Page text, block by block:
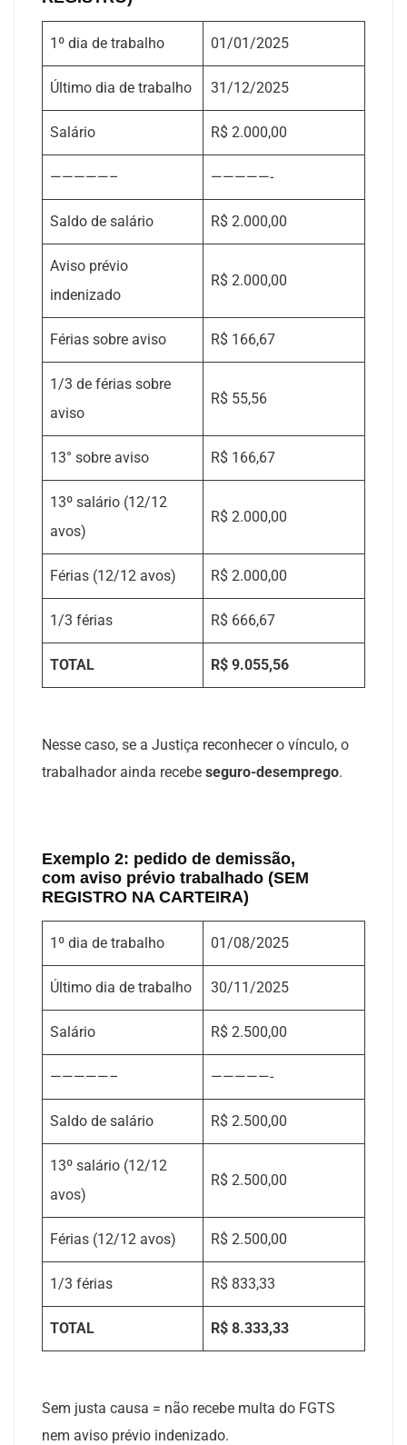
1º dia de trabalho 01/01/2025
Último dia de trabalho 31/12/2025
Salário R$ 2.000,00
—————– —————-
Saldo de salário R$ 2.000,00
Aviso prévio
indenizado
R$ 2.000,00
Férias sobre aviso R$ 166,67
1/3 de férias sobre
aviso
R$ 55,56
13° sobre aviso R$ 166,67
13º salário (12/12
avos)
R$ 2.000,00
Férias (12/12 avos) R$ 2.000,00
1/3 férias R$ 666,67
TOTAL R$ 9.055,56
Nesse caso, se a Justiça reconhecer o vínculo, o
trabalhador ainda recebe seguro-desemprego.
Exemplo 2: pedido de demissão,
com aviso prévio trabalhado (SEM
REGISTRO NA CARTEIRA)
1º dia de trabalho 01/08/2025
Último dia de trabalho 30/11/2025
Salário R$ 2.500,00
—————– —————-
Saldo de salário R$ 2.500,00
13º salário (12/12
avos)
R$ 2.500,00
Férias (12/12 avos) R$ 2.500,00
1/3 férias R$ 833,33
TOTAL R$ 8.333,33
Sem justa causa = não recebe multa do FGTS
nem aviso prévio indenizado.